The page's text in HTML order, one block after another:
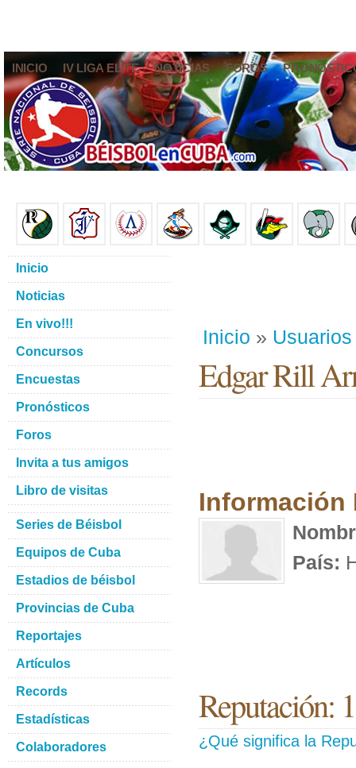
INICIO IV LIGA ELITE NOTICIAS FOROS
Inicio » Usuarios
Edgar Rill
Información
País:
Reputación:
¿Qué significa la
Inicio
Noticias
En vivo!!!
Concursos
Encuestas
Pronósticos
Foros
Invita a tus amigos
Libro de visitas
Series de Béisbol
Equipos de Cuba
Estadios de béisbol
Provincias de Cuba
Reportajes
Artículos
Records
Estadísticas
Colaboradores